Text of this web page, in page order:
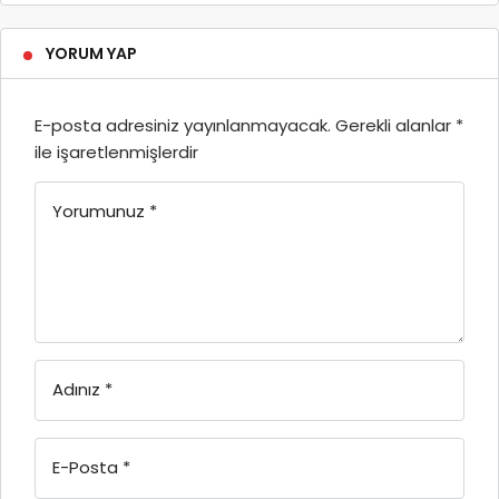
YORUM YAP
E-posta adresiniz yayınlanmayacak. Gerekli alanlar *
ile işaretlenmişlerdir
Yorumunuz *
Adınız *
E-Posta *